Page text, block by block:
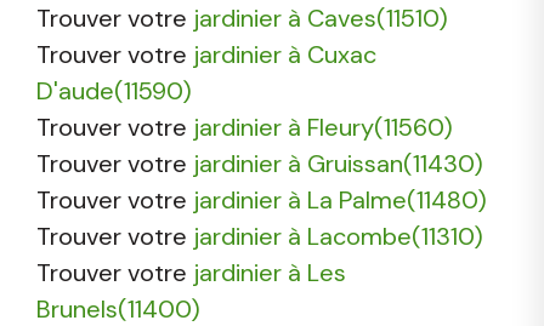
Trouver votre jardinier à Caves(11510)
Trouver votre jardinier à Cuxac
D'aude(11590)
Trouver votre jardinier à Fleury(11560)
Trouver votre jardinier à Gruissan(11430)
Trouver votre jardinier à La Palme(11480)
Trouver votre jardinier à Lacombe(11310)
Trouver votre jardinier à Les
Brunels(11400)